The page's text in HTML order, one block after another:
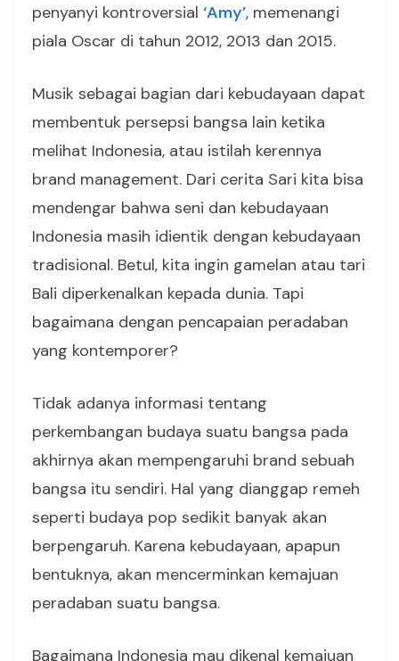
penyanyi kontroversial ‘Amy’, memenangi
piala Oscar di tahun 2012, 2013 dan 2015.
Musik sebagai bagian dari kebudayaan dapat
membentuk persepsi bangsa lain ketika
melihat Indonesia, atau istilah kerennya
brand management. Dari cerita Sari kita bisa
mendengar bahwa seni dan kebudayaan
Indonesia masih idientik dengan kebudayaan
tradisional. Betul, kita ingin gamelan atau tari
Bali diperkenalkan kepada dunia. Tapi
bagaimana dengan pencapaian peradaban
yang kontemporer?
Tidak adanya informasi tentang
perkembangan budaya suatu bangsa pada
akhirnya akan mempengaruhi brand sebuah
bangsa itu sendiri. Hal yang dianggap remeh
seperti budaya pop sedikit banyak akan
berpengaruh. Karena kebudayaan, apapun
bentuknya, akan mencerminkan kemajuan
peradaban suatu bangsa.
Bagaimana Indonesia mau dikenal kemajuan